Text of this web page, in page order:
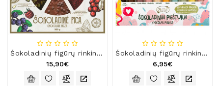
Šokoladinių figūrų rinkinys „Šokoladinė pica“
15,90€
Šokoladinių figūrų rinkinys „Šokoladiniai pieštukai“
6,95€